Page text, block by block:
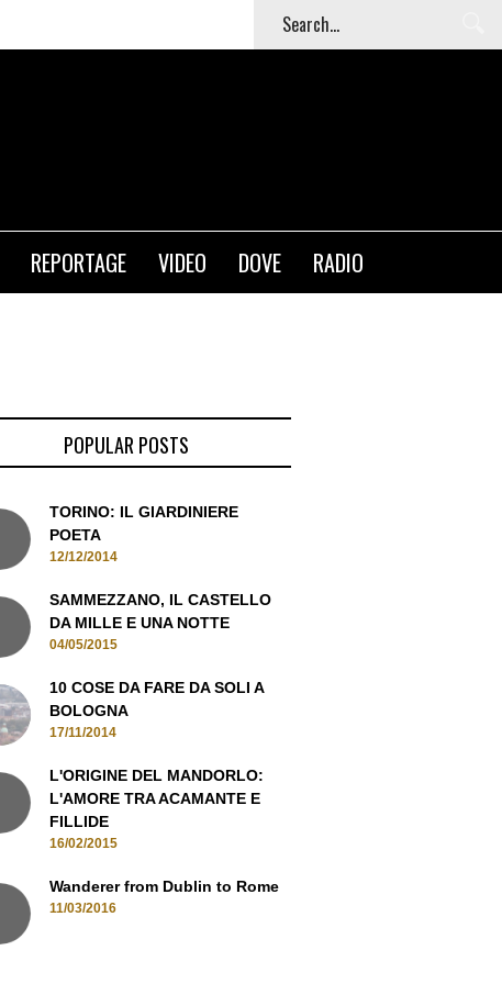
REPORTAGE VIDEO DOVE RADIO
POPULAR POSTS
TORINO: IL GIARDINIERE
POETA
12/12/2014
SAMMEZZANO, IL CASTELLO
DA MILLE E UNA NOTTE
04/05/2015
10 COSE DA FARE DA SOLI A
BOLOGNA
17/11/2014
L'ORIGINE DEL MANDORLO:
L'AMORE TRA ACAMANTE E
FILLIDE
16/02/2015
Wanderer from Dublin to Rome
11/03/2016